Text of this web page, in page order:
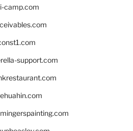
camp.com
support.com